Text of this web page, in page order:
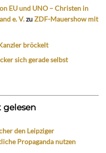
EU und UNO – Christen in
e. V.zuZDF-Mauershow mit
bröckelt
sich gerade selbst
den Leipziger
Propaganda nutzen